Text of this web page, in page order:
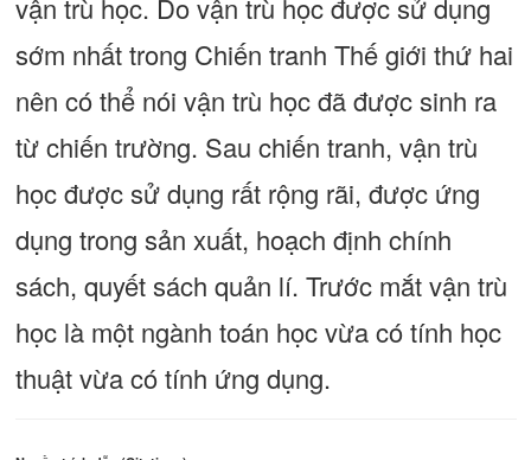
vận trù học. Do vận trù học được sử dụng
sớm nhất trong Chiến tranh Thế giới thứ hai
nên có thể nói vận trù học đã được sinh ra
từ chiến trường. Sau chiến tranh, vận trù
học được sử dụng rất rộng rãi, được ứng
dụng trong sản xuất, hoạch định chính
sách, quyết sách quản lí. Trước mắt vận trù
học là một ngành toán học vừa có tính học
thuật vừa có tính ứng dụng.